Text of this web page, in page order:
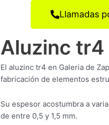
Llamadas
Aluzinc tr4
El aluzinc tr4 en Galeria de
fabricación de elementos
Su espesor acostumbra a
de entre 0,5 y 1,5 mm.